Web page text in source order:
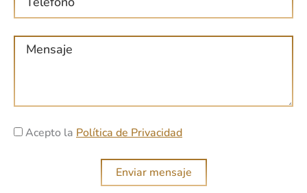
e
o
c
r
e
jA Acepto la Política de Privacidad
Enviar mensaje